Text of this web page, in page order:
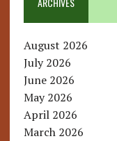
August 2026
July 2026
June 2026
May 2026
April 2026
March 2026